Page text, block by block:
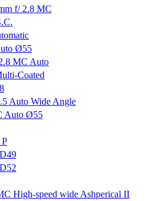
f/ 2.8 MC
Ø55
MC Auto
Coated
Auto Wide Angle
Auto Ø55
High-speed wide Ashperical II